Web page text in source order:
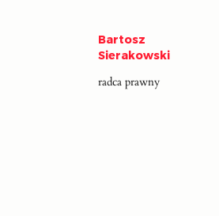
Bartosz
Sierakowski
radca prawny